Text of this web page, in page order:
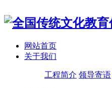
网站首页
关于我们
工程简介 领导寄语